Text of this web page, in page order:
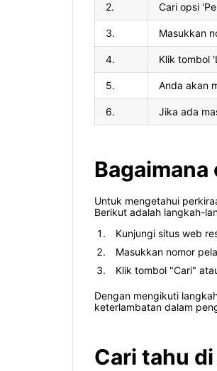
2. Cari opsi
3. Masukkan
4. Klik tombol
5. Anda akan
6. Jika ada
Untuk mengetahui
Berikut adalah langkah-
Kunjungi situs web
Masukkan nomor
Klik tombol "Cari"
Dengan mengikuti
keterlambatan dalam
Cari tahu